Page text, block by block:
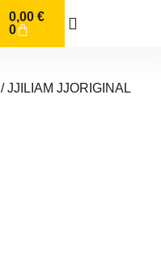
0,00 €
0
/ JJILIAM JJORIGINAL